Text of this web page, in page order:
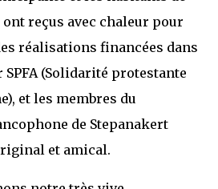
reçus avec chaleur pour
réalisations financées dans
(Solidarité protestante
et les membres du
de Stepanakert
et amical.